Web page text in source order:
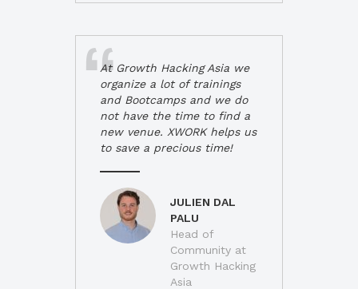
At Growth Hacking Asia we
organize a lot of trainings
and Bootcamps and we do
not have the time to find a
new venue. XWORK helps us
to save a precious time!
JULIEN DAL
PALU
Head of
Community at
Growth Hacking
Asia